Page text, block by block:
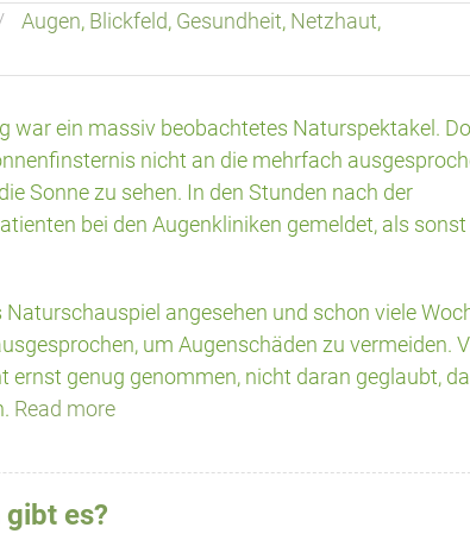
Augen, Blickfeld, Gesundheit, Netzhaut,
war ein massiv beobachtetes Naturspektakel.
nicht an die mehrfach
Sonne zu sehen. In den Stunden nach der
bei den Augenkliniken gemeldet, als sonst
angesehen und schon viele
um Augenschäden zu vermeiden.
ernst genug genommen, nicht daran geglaubt,
Read more
es?